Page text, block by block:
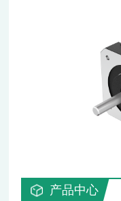
产品中心